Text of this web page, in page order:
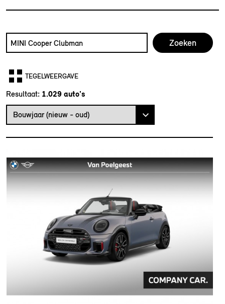
Zoek naar een automodel, bijvoorbeeld MINI Cooper
TEGELWEERGAVE
Resultaat:
Bouwjaar (nieuw - oud)